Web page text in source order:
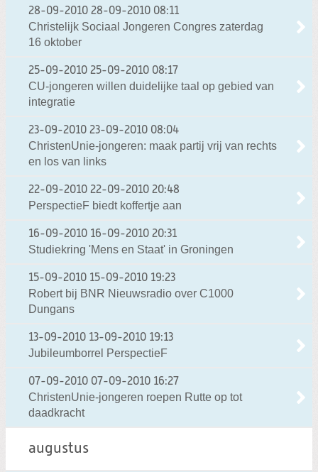
28-09-2010 28-09-2010 08:11
Christelijk Sociaal Jongeren Congres zaterdag
16 oktober
25-09-2010 25-09-2010 08:17
CU-jongeren willen duidelijke taal op gebied van
integratie
23-09-2010 23-09-2010 08:04
ChristenUnie-jongeren: maak partij vrij van rechts
en los van links
22-09-2010 22-09-2010 20:48
PerspectieF biedt koffertje aan
16-09-2010 16-09-2010 20:31
Studiekring 'Mens en Staat' in Groningen
15-09-2010 15-09-2010 19:23
Robert bij BNR Nieuwsradio over C1000
Dungans
13-09-2010 13-09-2010 19:13
Jubileumborrel PerspectieF
07-09-2010 07-09-2010 16:27
ChristenUnie-jongeren roepen Rutte op tot
daadkracht
augustus